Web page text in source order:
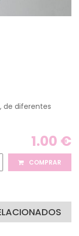
de diferentes
1.00 €
COMPRAR